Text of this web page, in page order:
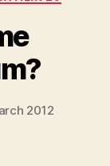
2012